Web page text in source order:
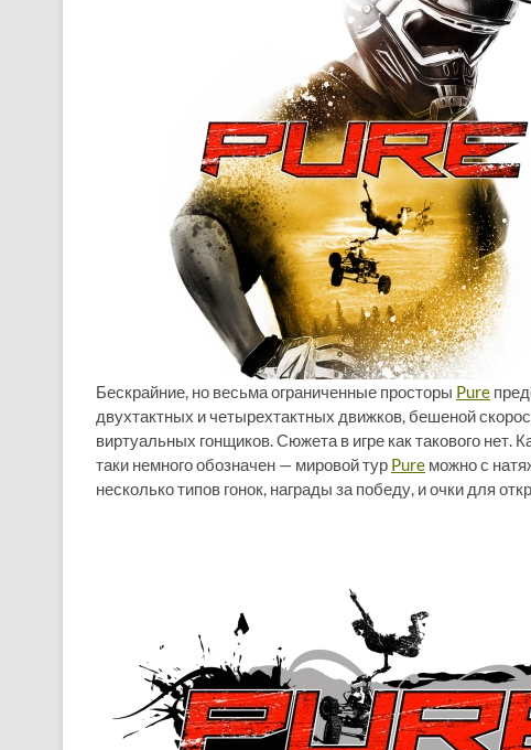
Бескрайние, но весьма ограниченные просторы Pure
двухтактных и четырехтактных движков, бешеной
виртуальных гонщиков. Сюжета в игре как такового нет.
таки немного обозначен — мировой тур Pure можно с
несколько типов гонок, награды за победу, и очки для